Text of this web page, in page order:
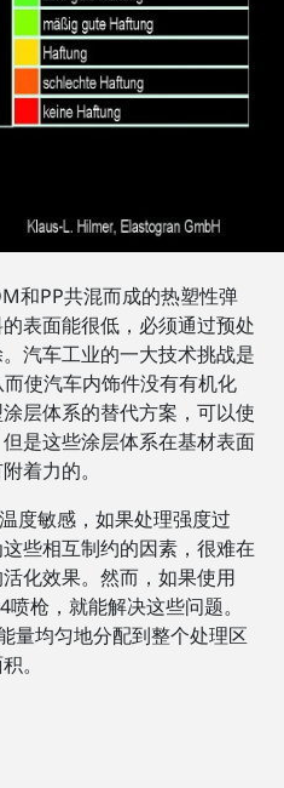
和PP共混而成的热塑性弹
表面能很低，必须通过预处
汽车工业的一大技术挑战是
使汽车内饰件没有有机化
层体系的替代方案，可以使
是这些涂层体系在基材表面
着力的。
度敏感，如果处理强度过
些相互制约的因素，很难在
化效果。然而，如果使用
枪，就能解决这些问题。
量均匀地分配到整个处理区
。